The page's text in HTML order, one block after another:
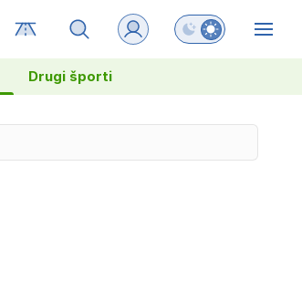
Preklopi barvni
Drugi športi